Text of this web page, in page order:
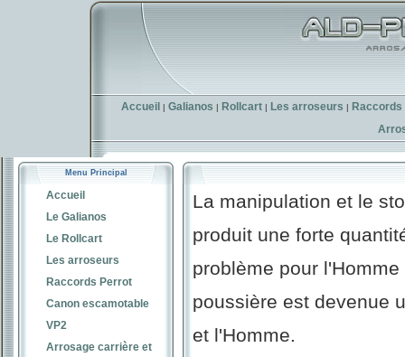
Accueil | Galianos | Rollcart | Les arroseurs |
Menu Principal
Accueil
Le Galianos
Le Rollcart
Les arroseurs
Raccords Perrot
Canon escamotable
VP2
Arrosage carrière et
La manipulation et le
produit une forte
problème pour
poussière est devenue
et l'Homme.